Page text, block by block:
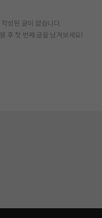
작성된 글이 없습니다.
후 첫 번째 글을 남겨보세요!